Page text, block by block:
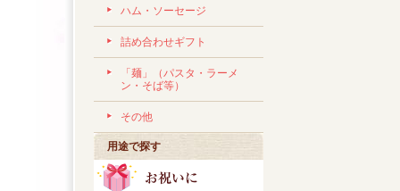
ハム・ソーセージ
詰め合わせギフト
「麺」（パスタ・ラーメ
ン・そば等）
その他
用途で探す